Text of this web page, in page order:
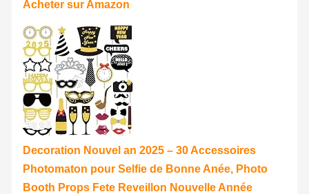
Acheter sur Amazon
Decoration Nouvel an 2025 – 30 Accessoires
Photomaton pour Selfie de Bonne Anée, Photo
Booth Props Fete Reveillon Nouvelle Année